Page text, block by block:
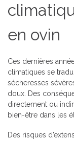
en ovin
Ces dernières
climatiques se
sécheresses
doux. Des
directement ou
bien-être dans les
Des risques